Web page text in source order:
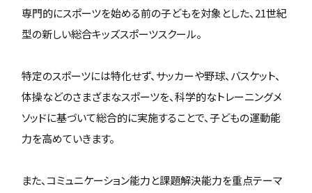
専門的にスポーツを始める前の子どもを対象とした、21世紀
型の新しい総合キッズスポーツスクール。
特定のスポーツには特化せず、サッカーや野球、バスケット、
体操などのさまざまなスポーツを、科学的なトレーニングメ
ソッドに基づいて総合的に実施することで、子どもの運動能
力を高めていきます。
また、コミュニケーション能力と課題解決能力を重点テーマ